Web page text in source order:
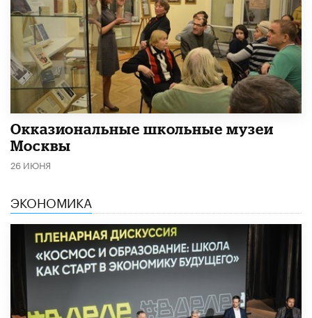
​Окказиональные школьные музеи
Москвы
26 ИЮНЯ
ЭКОНОМИКА